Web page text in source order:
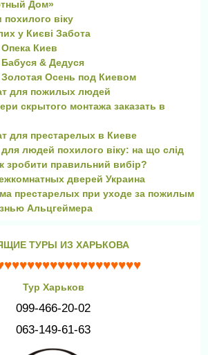
Дом»
віку
у Києві Забота
Киев
& Дедуся
Осень под Киевом
для пожилых людей
скрытого монтажа заказать в
для престарелых в Киеве
людей похилого віку: на що слід
зробити правильний вибір?
дверей Украина
престарелых при уходе за пожилым
Альцгеймера
ТУРЫ ИЗ ХАРЬКОВА
Тур Харьков
099-466-20-02
063-149-61-63